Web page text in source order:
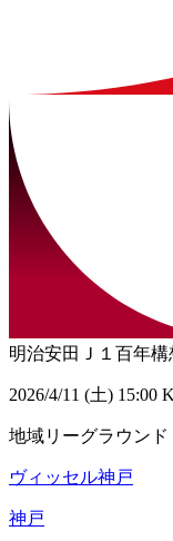
明治安田Ｊ１百年
2026/4/11 (土) 15:00
地域リーグラウン
ヴィッセル神戸
神戸